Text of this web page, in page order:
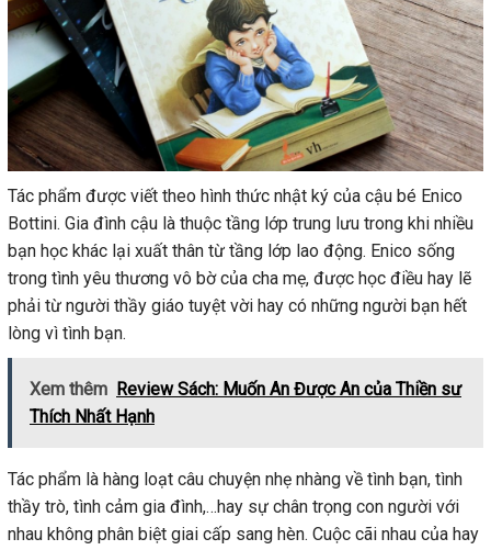
Tác phẩm được viết theo hình thức nhật ký của cậu bé Enico
Bottini. Gia đình cậu là thuộc tầng lớp trung lưu trong khi nhiều
bạn học khác lại xuất thân từ tầng lớp lao động. Enico sống
trong tình yêu thương vô bờ của cha mẹ, được học điều hay lẽ
phải từ người thầy giáo tuyệt vời hay có những người bạn hết
lòng vì tình bạn.
Xem thêm Review Sách: Muốn An Được An của Thiền sư
Thích Nhất Hạnh
Tác phẩm là hàng loạt câu chuyện nhẹ nhàng về tình bạn, tình
thầy trò, tình cảm gia đình,…hay sự chân trọng con người với
nhau không phân biệt giai cấp sang hèn. Cuộc cãi nhau của hay